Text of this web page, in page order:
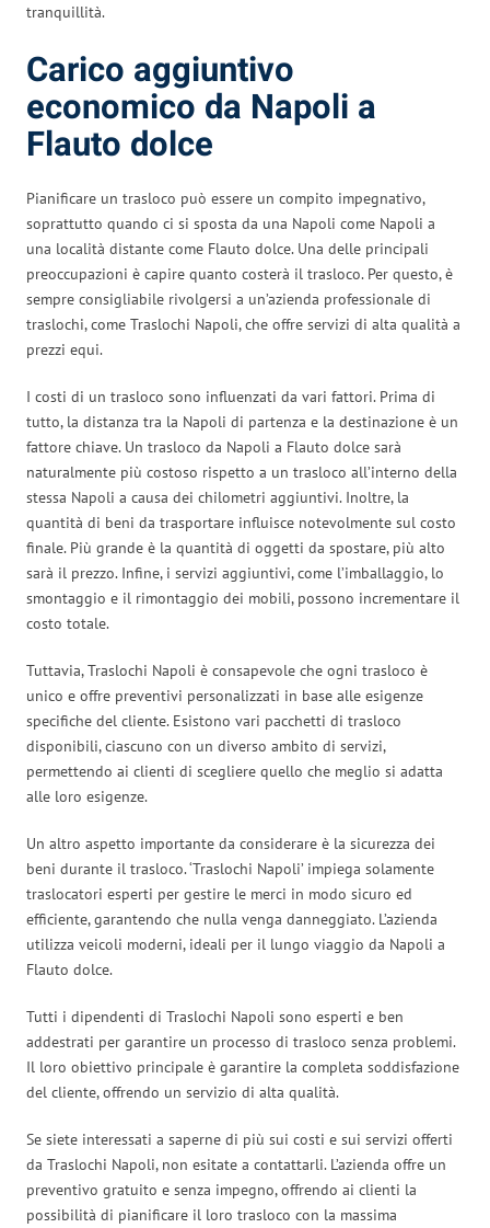
tranquillità.
Carico aggiuntivo
economico da Napoli a
Flauto dolce
Pianificare un trasloco può essere un compito impegnativo,
soprattutto quando ci si sposta da una Napoli come Napoli a
una località distante come Flauto dolce. Una delle principali
preoccupazioni è capire quanto costerà il trasloco. Per questo, è
sempre consigliabile rivolgersi a un’azienda professionale di
traslochi, come Traslochi Napoli, che offre servizi di alta qualità a
prezzi equi.
I costi di un trasloco sono influenzati da vari fattori. Prima di
tutto, la distanza tra la Napoli di partenza e la destinazione è un
fattore chiave. Un trasloco da Napoli a Flauto dolce sarà
naturalmente più costoso rispetto a un trasloco all’interno della
stessa Napoli a causa dei chilometri aggiuntivi. Inoltre, la
quantità di beni da trasportare influisce notevolmente sul costo
finale. Più grande è la quantità di oggetti da spostare, più alto
sarà il prezzo. Infine, i servizi aggiuntivi, come l’imballaggio, lo
smontaggio e il rimontaggio dei mobili, possono incrementare il
costo totale.
Tuttavia, Traslochi Napoli è consapevole che ogni trasloco è
unico e offre preventivi personalizzati in base alle esigenze
specifiche del cliente. Esistono vari pacchetti di trasloco
disponibili, ciascuno con un diverso ambito di servizi,
permettendo ai clienti di scegliere quello che meglio si adatta
alle loro esigenze.
Un altro aspetto importante da considerare è la sicurezza dei
beni durante il trasloco. ‘Traslochi Napoli’ impiega solamente
traslocatori esperti per gestire le merci in modo sicuro ed
efficiente, garantendo che nulla venga danneggiato. L’azienda
utilizza veicoli moderni, ideali per il lungo viaggio da Napoli a
Flauto dolce.
Tutti i dipendenti di Traslochi Napoli sono esperti e ben
addestrati per garantire un processo di trasloco senza problemi.
Il loro obiettivo principale è garantire la completa soddisfazione
del cliente, offrendo un servizio di alta qualità.
Se siete interessati a saperne di più sui costi e sui servizi offerti
da Traslochi Napoli, non esitate a contattarli. L’azienda offre un
preventivo gratuito e senza impegno, offrendo ai clienti la
possibilità di pianificare il loro trasloco con la massima